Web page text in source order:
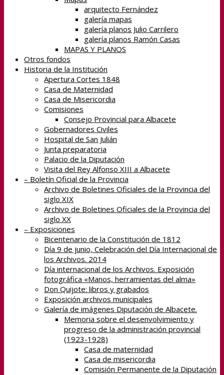
arquitecto Fernández
galería mapas
galería planos Julio Carrilero
galería planos Ramón Casas
MAPAS Y PLANOS
Otros fondos
Historia de la Institución
Apertura Cortes 1848
Casa de Maternidad
Casa de Misericordia
Comisiones
Consejo Provincial para Albacete
Gobernadores Civiles
Hospital de San Julián
Junta preparatoria
Palacio de la Diputación
Visita del Rey Alfonso XIII a Albacete
– Boletín Oficial de la Provincia
Archivo de Boletines Oficiales de la Provincia del
siglo XIX
Archivo de Boletines Oficiales de la Provincia del
siglo XX
– Exposiciones
Bicentenario de la Constitución de 1812
Día 9 de junio, Celebración del Día Internacional de
los Archivos. 2014
Día internacional de los Archivos. Exposición
fotográfica «Manos, herramientas del alma»
Don Quijote: libros y grabados
Exposición archivos municipales
Galería de imágenes Diputación de Albacete.
Memoria sobre el desenvolvimiento y
progreso de la administración provincial
(1923-1928)
Casa de maternidad
Casa de misericordia
Comisión Permanente de la Diputación